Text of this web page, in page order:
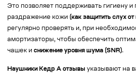
Это позволяет поддерживать гигиену
раздражение кожи (как защитить слух
регулярно проверять и, при
амортизаторы, чтобы обеспечить
чашек и снижение уровня шума (SNR).
Наушники Кедр А отзывы указывают на